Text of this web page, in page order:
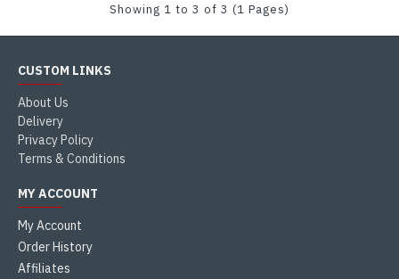
Showing 1 to 3 of 3 (1 Pages)
CUSTOM LINKS
About Us
Delivery
Privacy Policy
Terms & Conditions
MY ACCOUNT
My Account
Order History
Affiliates